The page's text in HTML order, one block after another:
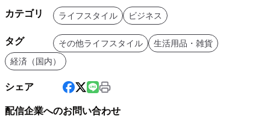
カテゴリ ライフスタイル ビジネス
タグ その他ライフスタイル
生活用品・雑貨
経済（国内）
シェア
配信企業へのお問い合わせ